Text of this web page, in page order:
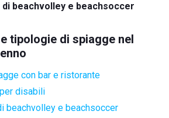
beachvolley e beachsoccer
tipologie di spiagge nel
con bar e ristorante
disabili
beachvolley e beachsoccer